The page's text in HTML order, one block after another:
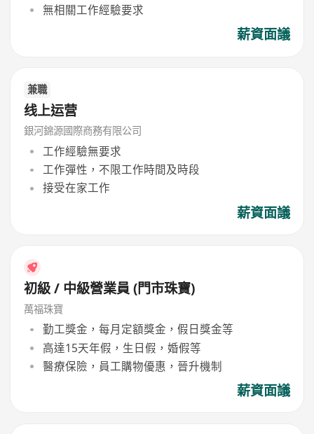
無相關工作經驗要求
薪資面議
兼職
线上运营
銀河錦源國際商務有限公司
工作經驗無要求
工作彈性，不限工作時間及時段
接受在家工作
薪資面議
初級 / 中級營業員 (門市珠寶)
萬福珠寶
勤工獎金，每月定額獎金，假日獎金等
高達15天年假，生日假，婚假等
醫療保險，員工購物優惠，晉升機制
薪資面議